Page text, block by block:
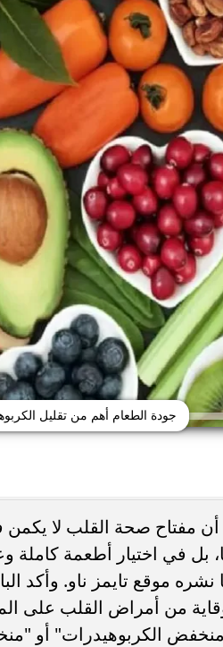
جودة الطعام أهم من تقليل
مفتاح صحة القلب لا
في اختيار أطعمة كاملة
نشره موقع تايمز ناو. وأكد
من أمراض القلب على
الكربوهيدرات" أو
وزارة الصحة تحذر من الإفراط في
المسكنات.. عادة شائعة قد تضر الكلى...